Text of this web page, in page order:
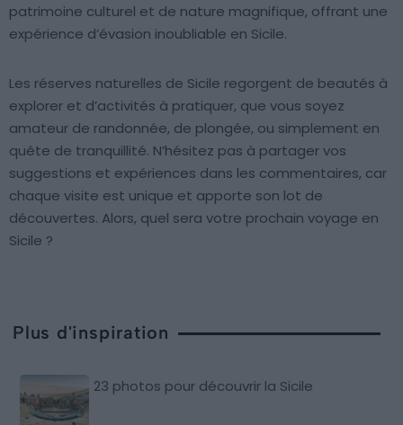
patrimoine culturel et de nature magnifique, offrant une
expérience d’évasion inoubliable en Sicile.
Les réserves naturelles de Sicile regorgent de beautés à
explorer et d’activités à pratiquer, que vous soyez
amateur de randonnée, de plongée, ou simplement en
quête de tranquillité. N’hésitez pas à partager vos
suggestions et expériences dans les commentaires, car
chaque visite est unique et apporte son lot de
découvertes. Alors, quel sera votre prochain voyage en
Sicile ?
Plus d'inspiration
23 photos pour découvrir la Sicile